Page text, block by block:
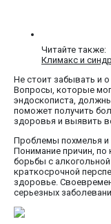
Читайте также:
Климакс и
Не стоит забывать и
Вопросы, которые
эндоскописта,
поможет получить
здоровья и выявить
Проблемы похмелья и
Понимание причин, по
борьбы с
краткосрочной
здоровье.
серьезных